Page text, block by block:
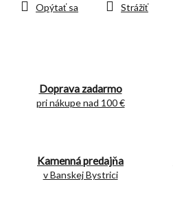
Doprava zadarmo
pri nákupe nad 100 €
Kamenná predajňa
v Banskej Bystrici
Opýtať sa Strážiť